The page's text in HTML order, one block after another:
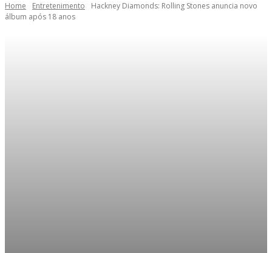
Home Entretenimento
Hackney Diamonds: Rolling Stones anuncia novo
álbum após 18 anos